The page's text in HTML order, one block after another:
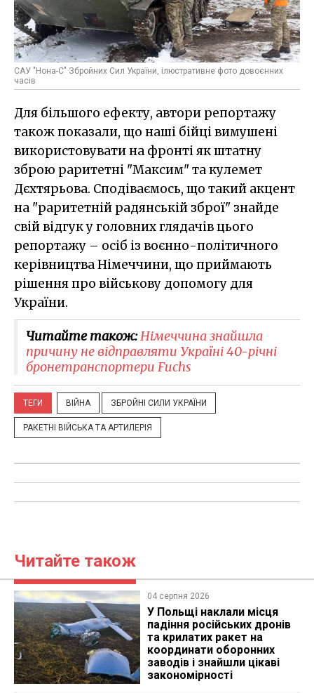
САУ "Нона-С" Збройних Сил України, ілюстративне фото довоєнних
часів
Для більшого ефекту, автори репортажу
також показали, що наші бійці вимушені
використовувати на фронті як штатну
зброю раритетні "Максим" та кулемет
Дєхтярьова. Сподіваємось, що такий акцент
на "раритетній радянській зброї" знайде
свій відгук у головних глядачів цього
репортажу – осіб із воєнно-політичного
керівництва Німеччини, що приймають
рішення про військову допомогу для
України.
Читайте також:Німеччина знайшла
причину не відправляти Україні 40-річні
бронетранспортери Fuchs
ТЕГИ ВІЙНА ЗБРОЙНІ СИЛИ УКРАЇНИ
РАКЕТНІ ВІЙСЬКА ТА АРТИЛЕРІЯ
Читайте також
04 серпня 2026
У Польщі наклали місця
падіння російських дронів
та крилатих ракет на
координати оборонних
заводів і знайшли цікаві
закономірності